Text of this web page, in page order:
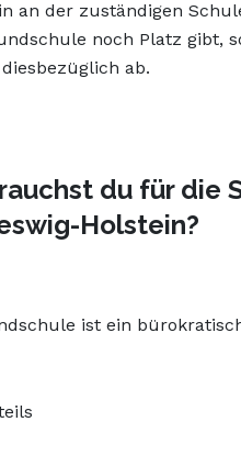
an der zuständigen
noch Platz gibt,
ab.
du für die
Holstein?
ist ein